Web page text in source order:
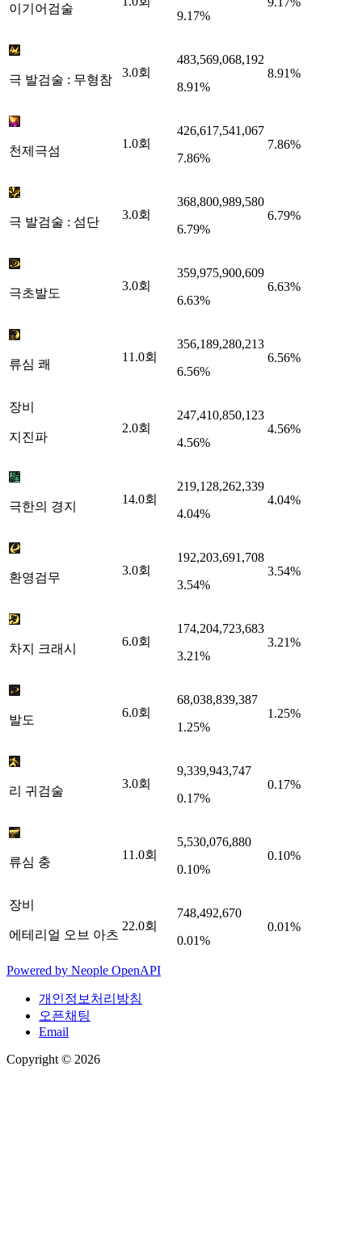
이기어검술
9.17%
극 발검술 : 무형참
3.0회
483,569,068,192
8.91%
8.91%
천제극섬
1.0회
426,617,541,067
7.86%
7.86%
극 발검술 : 섬단
3.0회
368,800,989,580
6.79%
6.79%
극초발도
3.0회
359,975,900,609
6.63%
6.63%
류심 쾌
11.0회
356,189,280,213
6.56%
6.56%
장비
지진파
2.0회
247,410,850,123
4.56%
4.56%
극한의 경지
14.0회
219,128,262,339
4.04%
4.04%
환영검무
3.0회
192,203,691,708
3.54%
3.54%
차지 크래시
6.0회
174,204,723,683
3.21%
3.21%
발도
6.0회
68,038,839,387
1.25%
1.25%
리 귀검술
3.0회
9,339,943,747
0.17%
0.17%
류심 충
11.0회
5,530,076,880
0.10%
0.10%
장비
에테리얼 오브 아츠
22.0회
748,492,670
0.01%
0.01%
Powered by Neople OpenAPI
개인정보처리방침
오픈채팅
Email
Copyright © 2026